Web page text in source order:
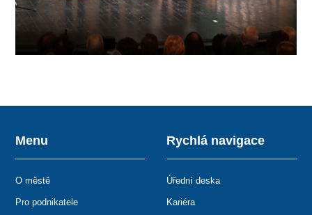
Menu
O městě
Pro podnikatele
Rychlá navigace
Úřední deska
Kariéra